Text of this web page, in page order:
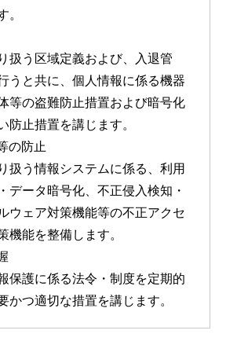
。
扱う区域定義および、入退管
うと共に、個人情報に係る機器
等の盗難防止措置および暗号化
防止措置を講じます。
の防止
扱う情報システムに係る、利用
データ暗号化、不正侵入検知・
ウェア対策機能等の不正アクセ
機能を整備します。
保護に係る法令・制度を定期的
かつ適切な措置を講じます。